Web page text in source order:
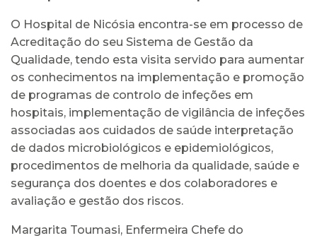
O Hospital de Nicósia encontra-se em processo de
Acreditação do seu Sistema de Gestão da
Qualidade, tendo esta visita servido para aumentar
os conhecimentos na implementação e promoção
de programas de controlo de infeções em
hospitais, implementação de vigilância de infeções
associadas aos cuidados de saúde interpretação
de dados microbiológicos e epidemiológicos,
procedimentos de melhoria da qualidade, saúde e
segurança dos doentes e dos colaboradores e
avaliação e gestão dos riscos.
Margarita Toumasi, Enfermeira Chefe do